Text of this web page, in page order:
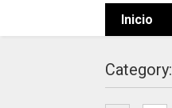
Inicio
Category: